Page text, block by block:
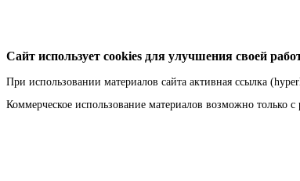
Сайт использует cookies для улучшения своей
При использовании материалов сайта активная ссылка
Коммерческое использование материалов возможно только с